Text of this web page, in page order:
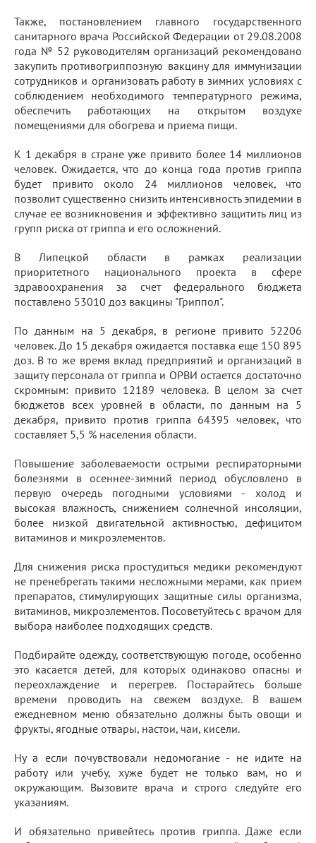
Также, постановлением главного государственного
санитарного врача Российской Федерации от 29.08.2008
года № 52 руководителям организаций рекомендовано
закупить противогриппозную вакцину для иммунизации
сотрудников и организовать работу в зимних условиях с
соблюдением необходимого температурного режима,
обеспечить работающих на открытом воздухе
помещениями для обогрева и приема пищи.
К 1 декабря в стране уже привито более 14 миллионов
человек. Ожидается, что до конца года против гриппа
будет привито около 24 миллионов человек, что
позволит существенно снизить интенсивность эпидемии в
случае ее возникновения и эффективно защитить лиц из
групп риска от гриппа и его осложнений.
В Липецкой области в рамках реализации
приоритетного национального проекта в сфере
здравоохранения за счет федерального бюджета
поставлено 53010 доз вакцины "Гриппол".
По данным на 5 декабря, в регионе привито 52206
человек. До 15 декабря ожидается поставка еще 150 895
доз. В то же время вклад предприятий и организаций в
защиту персонала от гриппа и ОРВИ остается достаточно
скромным: привито 12189 человека. В целом за счет
бюджетов всех уровней в области, по данным на 5
декабря, привито против гриппа 64395 человек, что
составляет 5,5 % населения области.
Повышение заболеваемости острыми респираторными
болезнями в осеннее-зимний период обусловлено в
первую очередь погодными условиями - холод и
высокая влажность, снижением солнечной инсоляции,
более низкой двигательной активностью, дефицитом
витаминов и микроэлементов.
Для снижения риска простудиться медики рекомендуют
не пренебрегать такими несложными мерами, как прием
препаратов, стимулирующих защитные силы организма,
витаминов, микроэлементов. Посоветуйтесь с врачом для
выбора наиболее подходящих средств.
Подбирайте одежду, соответствующую погоде, особенно
это касается детей, для которых одинаково опасны и
переохлаждение и перегрев. Постарайтесь больше
времени проводить на свежем воздухе. В вашем
ежедневном меню обязательно должны быть овощи и
фрукты, ягодные отвары, настои, чаи, кисели.
Ну а если почувствовали недомогание - не идите на
работу или учебу, хуже будет не только вам, но и
окружающим. Вызовите врача и строго следуйте его
указаниям.
И обязательно привейтесь против гриппа. Даже если